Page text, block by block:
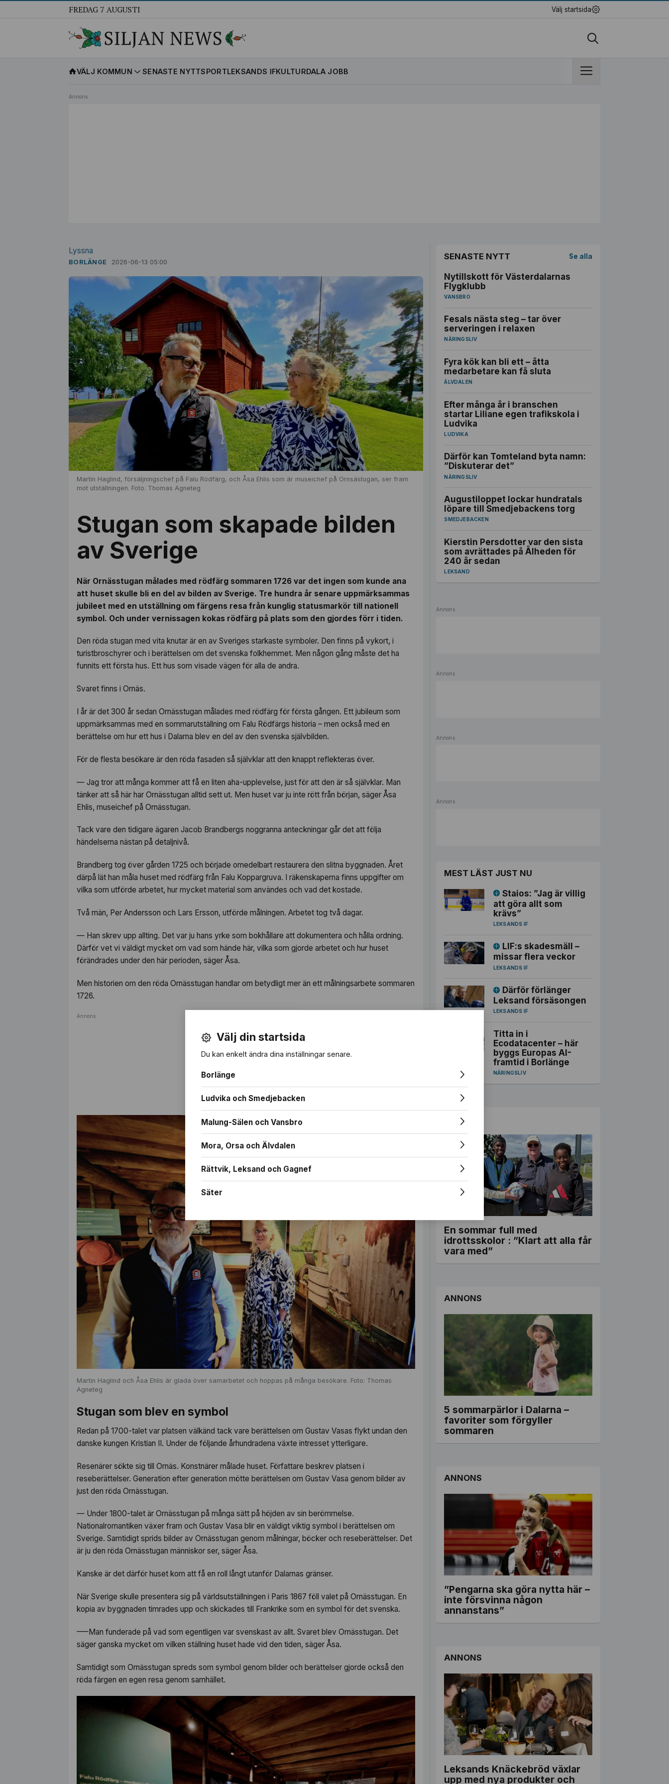
FREDAG 7 AUGUSTI Välj startsida
VÄLJ KOMMUN SENASTE NYTTSPORTLEKSANDS IFKULTURDALA JOBB
Annons
Lyssna
BORLÄNGE 2026-06-13 05:00
Martin Haglind, försäljningschef på Falu Rödfärg, och Åsa Ehlis som är museichef på Ornsästugan, ser fram
mot utställningen. Foto. Thomas Agneteg
Stugan som skapade bilden
av Sverige
När Ornässtugan målades med rödfärg sommaren 1726 var det ingen som kunde ana
att huset skulle bli en del av bilden av Sverige. Tre hundra år senare uppmärksammas
jubileet med en utställning om färgens resa från kunglig statusmarkör till nationell
symbol. Och under vernissagen kokas rödfärg på plats som den gjordes förr i tiden.
Den röda stugan med vita knutar är en av Sveriges starkaste symboler. Den finns på vykort, i
turistbroschyrer och i berättelsen om det svenska folkhemmet. Men någon gång måste det ha
funnits ett första hus. Ett hus som visade vägen för alla de andra.
Svaret finns i Ornäs.
I år är det 300 år sedan Ornässtugan målades med rödfärg för första gången. Ett jubileum som
uppmärksammas med en sommarutställning om Falu Rödfärgs historia – men också med en
berättelse om hur ett hus i Dalarna blev en del av den svenska självbilden.
För de flesta besökare är den röda fasaden så självklar att den knappt reflekteras över.
— Jag tror att många kommer att få en liten aha-upplevelse, just för att den är så självklar. Man
tänker att så här har Ornässtugan alltid sett ut. Men huset var ju inte rött från början, säger Åsa
Ehlis, museichef på Ornässtugan.
Tack vare den tidigare ägaren Jacob Brandbergs noggranna anteckningar går det att följa
händelserna nästan på detaljnivå.
Brandberg tog över gården 1725 och började omedelbart restaurera den slitna byggnaden. Året
därpå lät han måla huset med rödfärg från Falu Koppargruva. I räkenskaperna finns uppgifter om
vilka som utförde arbetet, hur mycket material som användes och vad det kostade.
Två män, Per Andersson och Lars Ersson, utförde målningen. Arbetet tog två dagar.
— Han skrev upp allting. Det var ju hans yrke som bokhållare att dokumentera och hålla ordning.
Därför vet vi väldigt mycket om vad som hände här, vilka som gjorde arbetet och hur huset
förändrades under den här perioden, säger Åsa.
Men historien om den röda Ornässtugan handlar om betydligt mer än ett målningsarbete sommaren
1726.
Annons
Martin Haglind och Åsa Ehlis är glada över samarbetet och hoppas på många besökare. Foto: Thomas
Agneteg
Stugan som blev en symbol
Redan på 1700-talet var platsen välkänd tack vare berättelsen om Gustav Vasas flykt undan den
danske kungen Kristian II. Under de följande århundradena växte intresset ytterligare.
Resenärer sökte sig till Ornäs. Konstnärer målade huset. Författare beskrev platsen i
reseberättelser. Generation efter generation mötte berättelsen om Gustav Vasa genom bilder av
just den röda Ornässtugan.
— Under 1800-talet är Ornässtugan på många sätt på höjden av sin berömmelse.
Nationalromantiken växer fram och Gustav Vasa blir en väldigt viktig symbol i berättelsen om
Sverige. Samtidigt sprids bilder av Ornässtugan genom målningar, böcker och reseberättelser. Det
är ju den röda Ornässtugan människor ser, säger Åsa.
Kanske är det därför huset kom att få en roll långt utanför Dalarnas gränser.
När Sverige skulle presentera sig på världsutställningen i Paris 1867 föll valet på Ornässtugan. En
kopia av byggnaden timrades upp och skickades till Frankrike som en symbol för det svenska.
–—Man funderade på vad som egentligen var svenskast av allt. Svaret blev Ornässtugan. Det
säger ganska mycket om vilken ställning huset hade vid den tiden, säger Åsa.
Samtidigt som Ornässtugan spreds som symbol genom bilder och berättelser gjorde också den
röda färgen en egen resa genom samhället.
SENASTE NYTT Se alla
Nytillskott för Västerdalarnas
Flygklubb
VANSBRO
Fesals nästa steg – tar över
serveringen i relaxen
NÄRINGSLIV
Fyra kök kan bli ett – åtta
medarbetare kan få sluta
ÄLVDALEN
Efter många år i branschen
startar Liliane egen trafikskola i
Ludvika
LUDVIKA
Därför kan Tomteland byta namn:
”Diskuterar det”
NÄRINGSLIV
Augustiloppet lockar hundratals
löpare till Smedjebackens torg
SMEDJEBACKEN
Kierstin Persdotter var den sista
som avrättades på Ålheden för
240 år sedan
LEKSAND
Annons
Annons
Annons
Annons
MEST LÄST JUST NU
Staios: ”Jag är villig
att göra allt som
krävs”
LEKSANDS IF
LIF:s skadesmäll –
missar flera veckor
LEKSANDS IF
Därför förlänger
Leksand försäsongen
LEKSANDS IF
Titta in i
Ecodatacenter – här
byggs Europas AI-
framtid i Borlänge
NÄRINGSLIV
ANNONS
En sommar full med
idrottsskolor : ”Klart att alla får
vara med”
ANNONS
5 sommarpärlor i Dalarna –
favoriter som förgyller
sommaren
ANNONS
”Pengarna ska göra nytta här –
inte försvinna någon
annanstans”
ANNONS
Leksands Knäckebröd växlar
upp med nya produkter och
Välj din startsida
Du kan enkelt ändra dina inställningar senare.
Borlänge
Ludvika och Smedjebacken
Malung-Sälen och Vansbro
Mora, Orsa och Älvdalen
Rättvik, Leksand och Gagnef
Säter